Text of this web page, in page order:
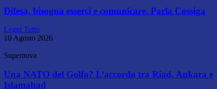
Difesa, bisogna esserci e comunicare. Parla Cossiga
Leggi Tutto
10 Agosto 2026
Supernova
Una NATO del Golfo? L’accordo tra Riad, Ankara e
Islamabad